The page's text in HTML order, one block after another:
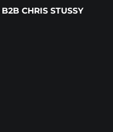
CHRIS STUSSY